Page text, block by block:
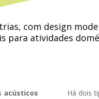
com design
​​para atividades
acústicos
Há dois